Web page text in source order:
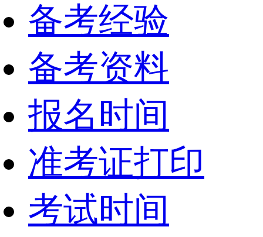
备考经验
备考资料
报名时间
准考证打印
考试时间